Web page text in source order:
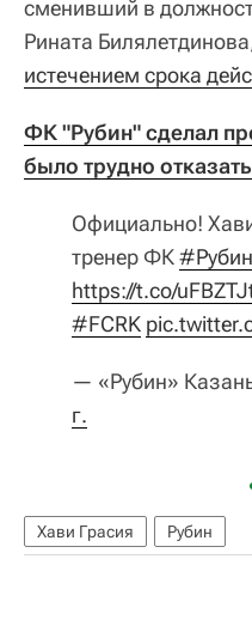
сменивший в
Рината
истечением срока
ФК "Рубин" сделал
было трудно
Официально!
тренер ФК#Рубин
https://t.co/
#FCRK
— «Рубин»
г.
Хави Грасия Рубин